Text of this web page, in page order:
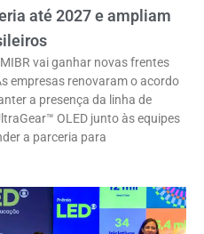
até 2027 e ampliam
vai ganhar novas frentes
empresas renovaram o acordo
a presença da linha de
OLED junto às equipes
a parceria para